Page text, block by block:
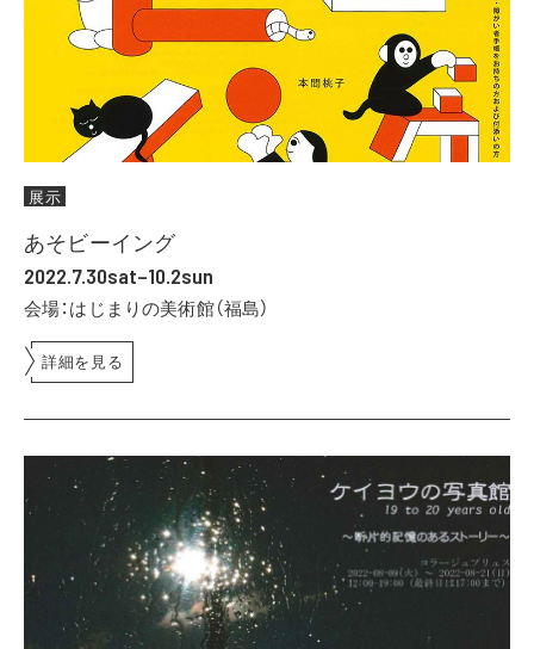
展示
あそビーイング
2022.7.30sat–10.2sun
会場：はじまりの美術館（福島）
詳細を見る